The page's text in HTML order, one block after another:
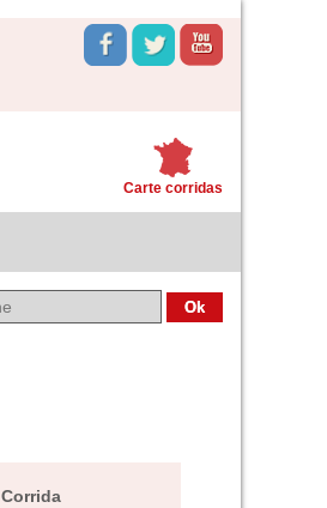
Carte corridas
Corrida